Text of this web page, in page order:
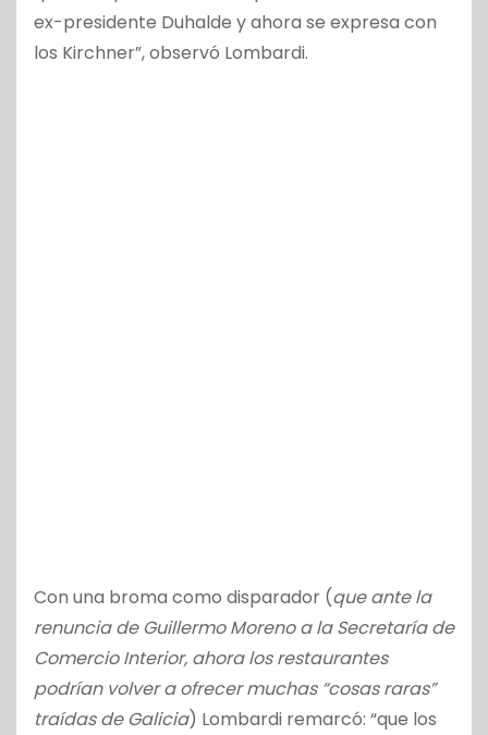
ex-presidente Duhalde y ahora se expresa con
los Kirchner”, observó Lombardi.
Con una broma como disparador (que ante la
renuncia de Guillermo Moreno a la Secretaría de
Comercio Interior, ahora los restaurantes
podrían volver a ofrecer muchas “cosas raras”
traídas de Galicia) Lombardi remarcó: “que los